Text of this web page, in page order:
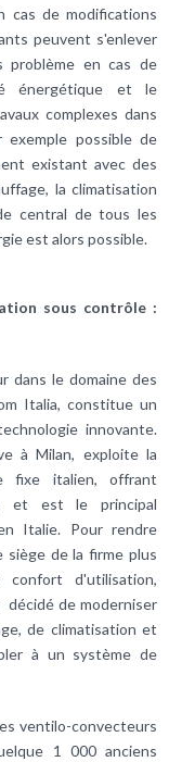
cas de modifications
peuvent s'enlever
problème en cas de
énergétique et le
complexes dans
possible de
existant avec des
la climatisation
central de tous les
est alors possible.
sous contrôle :
dans le domaine des
Italia, constitue un
innovante.
à Milan, exploite la
fixe italien, offrant
et est le principal
Italie. Pour rendre
de la firme plus
d'utilisation,
de moderniser
de climatisation et
à un système de
ventilo-convecteurs
1 000 anciens